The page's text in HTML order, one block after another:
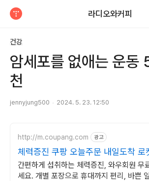
라디오와커피
건강
암세포를 없애는 운동
천
jennyjung500 2024. 5. 23. 12:50
http://m.coupang.com 광고
체력증진 쿠팡 오늘주문 내일도착 로
간편하게 섭취하는 체력증진, 와우회원 무
세요. 개별 포장으로 휴대까지 편리, 바쁜